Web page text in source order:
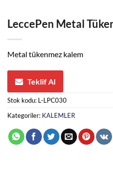
LeccePen Metal
Metal tükenmez kalem
Teklif Al
Stok kodu: L-LPC030
Kategoriler: KALEMLER